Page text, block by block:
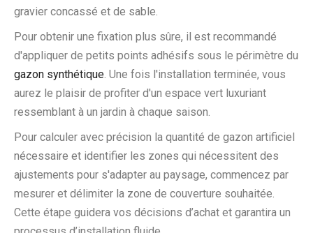
gravier concassé et de sable.
Pour obtenir une fixation plus sûre, il est recommandé
d'appliquer de petits points adhésifs sous le périmètre du
gazon synthétique . Une fois l'installation terminée, vous
aurez le plaisir de profiter d'un espace vert luxuriant
ressemblant à un jardin à chaque saison.
Pour calculer avec précision la quantité de gazon artificiel
nécessaire et identifier les zones qui nécessitent des
ajustements pour s'adapter au paysage, commencez par
mesurer et délimiter la zone de couverture souhaitée.
Cette étape guidera vos décisions d’achat et garantira un